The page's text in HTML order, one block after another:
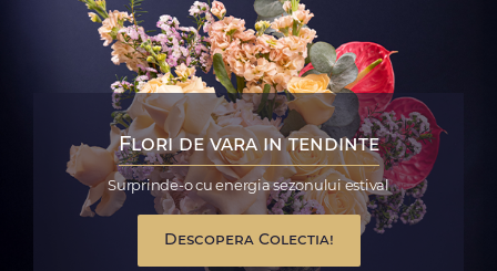
Flori de vara in tendinte
Surprinde-o cu energia sezonului estival
Descopera Colectia!